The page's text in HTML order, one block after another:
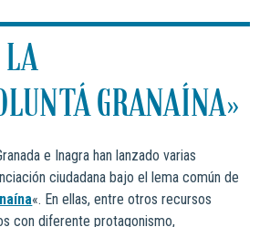
GRANAÍNA»
e Inagra han lanzado varias
ciudadana bajo el lema común de
«. En ellas, entre otros recursos
con diferente protagonismo,